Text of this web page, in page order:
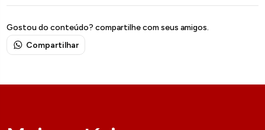
Gostou do conteúdo? compartilhe com seus amigos.
Compartilhar